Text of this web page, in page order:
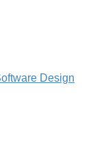
Design